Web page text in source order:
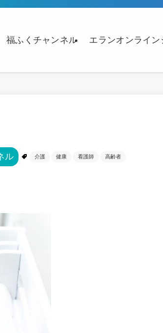
福ふくチャンネル エランオンライン
ル 介護 健康 看護師 高齢者